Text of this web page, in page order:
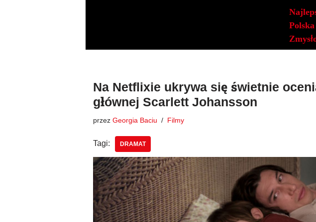
treści
Polska
Na Netflixie ukrywa się świetnie
głównej Scarlett Johansson
przez Georgia Baciu Filmy
Tagi: DRAMAT